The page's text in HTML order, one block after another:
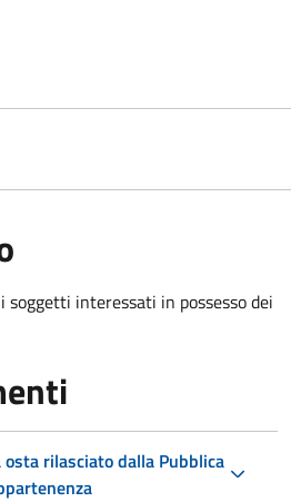
interessati in possesso dei
rilasciato dalla Pubblica